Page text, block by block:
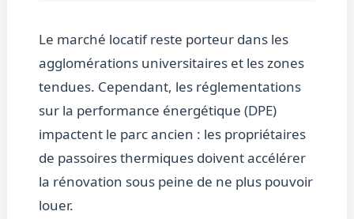
Le marché locatif reste porteur dans les
agglomérations universitaires et les zones
tendues. Cependant, les réglementations
sur la performance énergétique (DPE)
impactent le parc ancien : les propriétaires
de passoires thermiques doivent accélérer
la rénovation sous peine de ne plus pouvoir
louer.